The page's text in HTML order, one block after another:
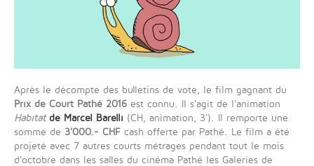
Après le décompte des bulletins de vote, le film gagnant du
Prix de Court Pathé 2016 est connu. Il s'agit de l'animation
Habitatde Marcel Barelli (CH, animation, 3'). Il remporte une
somme de 3'000.- CHF cash offerte par Pathé. Le film a été
projeté avec 7 autres courts métrages pendant tout le mois
d'octobre dans les salles du cinéma Pathé les Galeries de